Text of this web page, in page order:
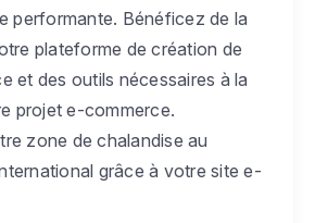
performante. Bénéficez de la
plateforme de création de
et des outils nécessaires à la
projet e-commerce.
zone de chalandise au
grâce à votre site e-